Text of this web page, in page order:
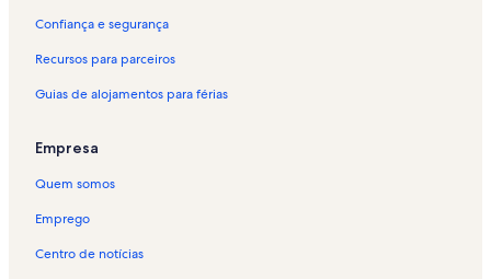
a
r
o
a
a
l
j
Confiança e segurança
Recursos para parceiros
Guias de alojamentos para férias
Empresa
Quem somos
Emprego
Centro de notícias